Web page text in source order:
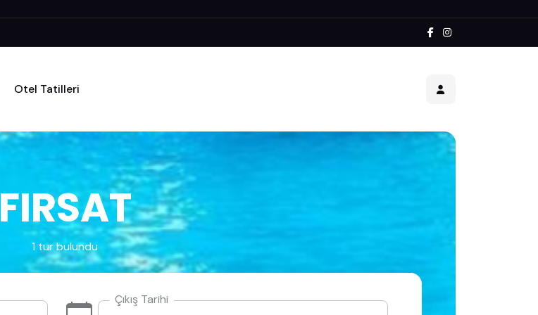
Otel Tatilleri
FIRSAT
1 tur bulundu
Çıkış Tarihi